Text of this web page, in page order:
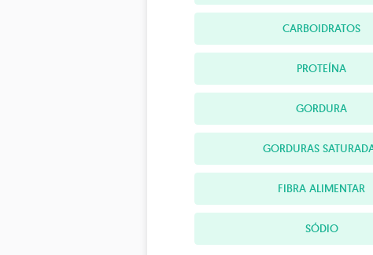
CARBOIDRATOS
PROTEÍNA
GORDURA
GORDURAS
FIBRA ALIMENTAR
SÓDIO